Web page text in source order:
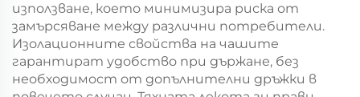
използване, което минимизира риска от
замърсяване между различни потребители.
Изолационните свойства на чашите
гарантират удобство при държане, без
необходимост от допълнителни дръжки в